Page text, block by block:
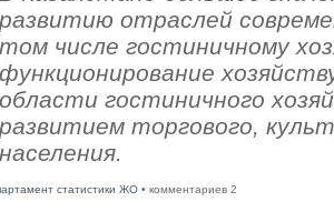
развитию отраслей
том числе гостиничному
функционирование
области гостиничного
развитием торгового,
населения.
статистики ЖО • комментариев 2